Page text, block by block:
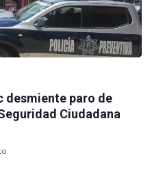
desmiente paro de
Ciudadana